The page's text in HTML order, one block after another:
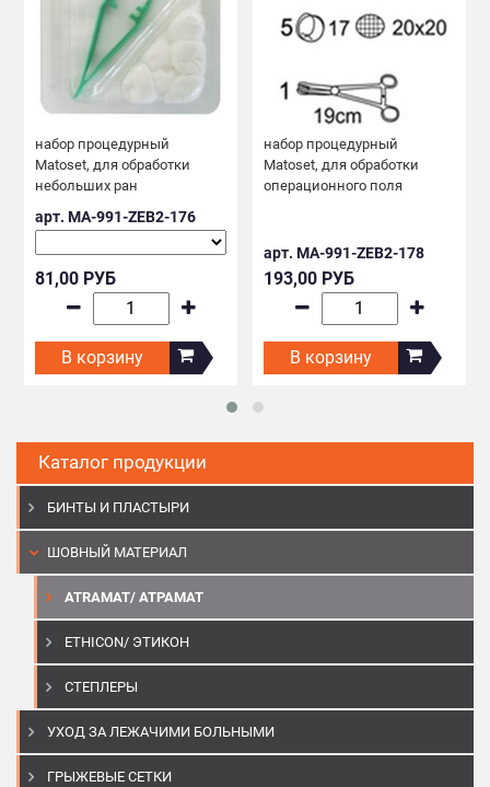
Каталог продукции
БИНТЫ И ПЛАСТЫРИ
ШОВНЫЙ МАТЕРИАЛ
ATRAMAT/ АТРАМАТ
ETHICON/ ЭТИКОН
СТЕПЛЕРЫ
УХОД ЗА ЛЕЖАЧИМИ БОЛЬНЫМИ
ГРЫЖЕВЫЕ СЕТКИ
набор процедурный
Matoset, для обработки
небольших ран
арт. MA-991-ZEB2-176
81,00 РУБ
В корзину
набор процедурный
Matoset, для обработки
операционного поля
арт. MA-991-ZEB2-178
193,00 РУБ
В корзину